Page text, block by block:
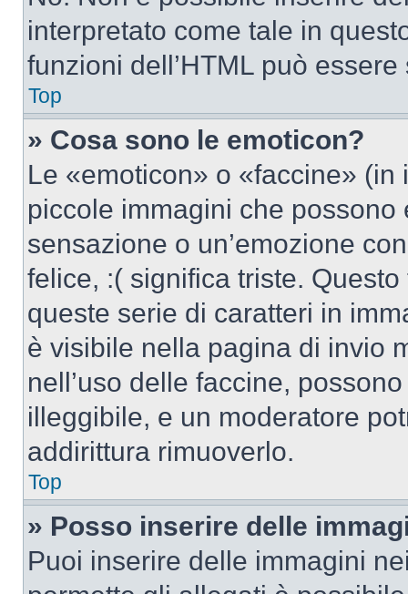
interpretato come tale in
funzioni dell’HTML può
Top
» Cosa sono le emoticon?
Le «emoticon» o «faccine»
piccole immagini che
sensazione o un’emozione
felice, :( significa triste.
queste serie di caratteri in
è visibile nella pagina di invio
nell’uso delle faccine,
illeggibile, e un moderatore
addirittura rimuoverlo.
Top
» Posso inserire delle
Puoi inserire delle immagini